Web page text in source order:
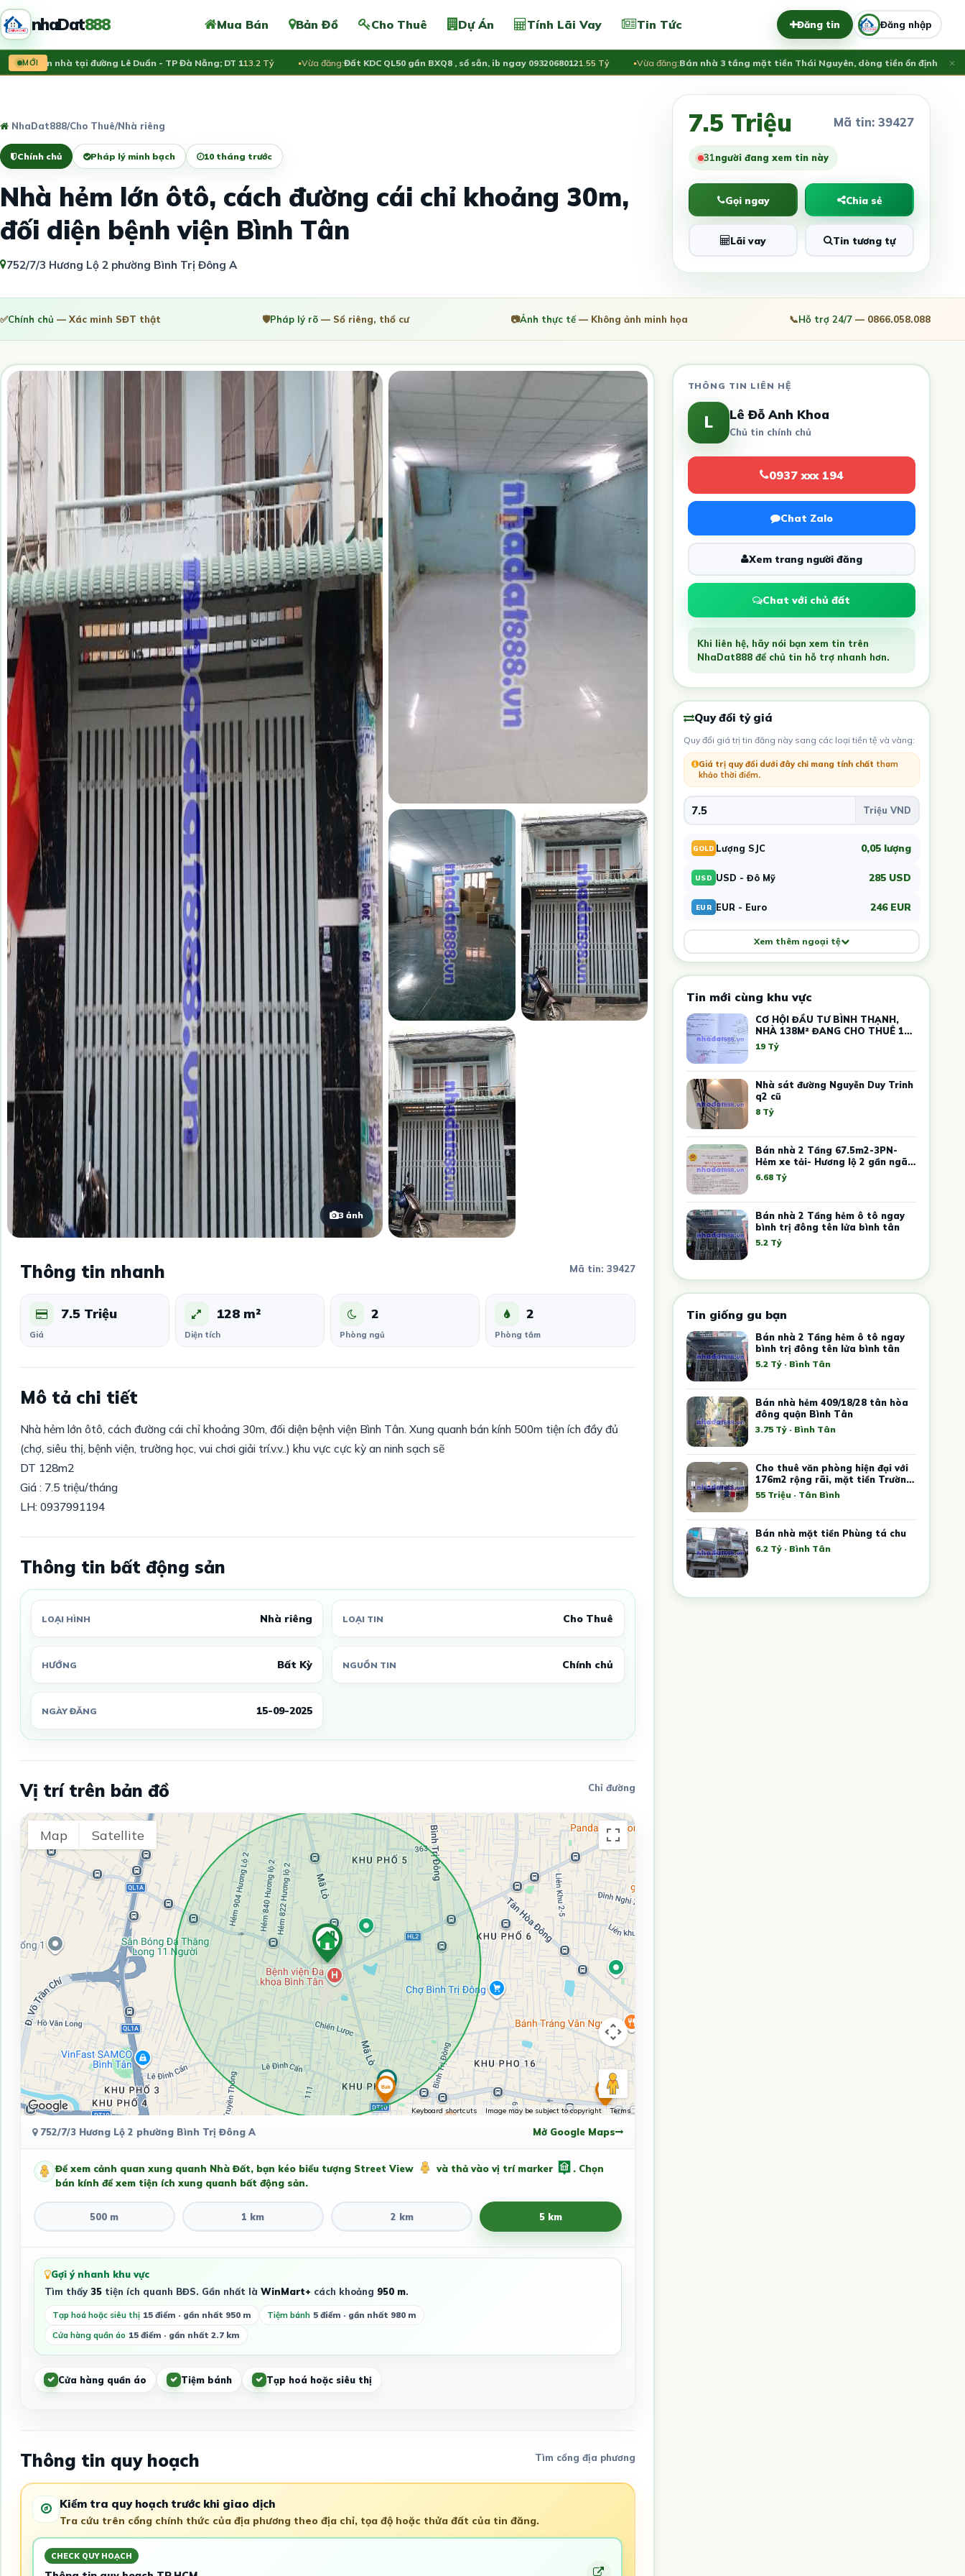
nhaDat888 Mua Bán Bản Đồ Cho Thuê Dự Án Tính Lãi Vay Tin Tức Đăng tin Đăng nhập
MỚI
bán nhà tại đường Lê Duẩn - TP Đà Nẵng; DT 113.2 Tỷ Vừa đăng: Đất KDC QL50 gần BXQ8 , sổ sẵn, ib ngay 09320680121.55 Tỷ Vừa đăng: Bán nhà 3 tầng mặt tiền Thái Nguyên, dòng tiền ổn định 35t26 Tỷ
×
NhaDat888/Cho Thuê/Nhà riêng
Chính chủ Pháp lý minh bạch 10 tháng trước
Nhà hẻm lớn ôtô, cách đường cái chỉ khoảng 30m,
đối diện bệnh viện Bình Tân
752/7/3 Hương Lộ 2 phường Bình Trị Đông A
7.5 Triệu Mã tin: 39427
31người đang xem tin này
Gọi ngay Chia sẻ
Lãi vay Tin tương tự
✅Chính chủ — Xác minh SĐT thật 🛡️Pháp lý rõ — Sổ riêng, thổ cư 📷Ảnh thực tế— Không ảnh minh họa 📞Hỗ trợ 24/7 — 0866.058.088
3 ảnh
Thông tin nhanh Mã tin: 39427
7.5 Triệu
Giá
128 m²
Diện tích
2
Phòng ngủ
2
Phòng tắm
Mô tả chi tiết
Nhà hẻm lớn ôtô, cách đường cái chỉ khoảng 30m, đối diện bệnh viện Bình Tân. Xung quanh bán kính 500m tiện ích đầy đủ
(chợ, siêu thị, bệnh viện, trường học, vui chơi giải trí.v.v..) khu vực cực kỳ an ninh sạch sẽ
DT 128m2
Giá : 7.5 triệu/tháng
LH: 0937991194
Thông tin bất động sản
LOẠI HÌNH Nhà riêng LOẠI TIN Cho Thuê
HƯỚNG Bất Kỳ NGUỒN TIN Chính chủ
NGÀY ĐĂNG 15-09-2025
Vị trí trên bản đồ Chỉ đường
Map Satellite
Keyboard shortcuts Image may be subject to copyright Terms
752/7/3 Hương Lộ 2 phường Bình Trị Đông A Mở Google Maps
Để xem cảnh quan xung quanh Nhà Đất, bạn kéo biểu tượng Street View và thả vào vị trí marker
. Chọn
bán kính để xem tiện ích xung quanh bất động sản.
500 m 1 km 2 km 5 km
Gợi ý nhanh khu vực
Tìm thấy 35tiện ích quanh BĐS. Gần nhất là WinMart+ cách khoảng 950 m.
Tạp hoá hoặc siêu thị 15 điểm · gần nhất 950 m Tiệm bánh 5 điểm · gần nhất 980 m
Cửa hàng quần áo 15 điểm · gần nhất 2.7 km
Cửa hàng quần áo Tiệm bánh Tạp hoá hoặc siêu thị
Thông tin quy hoạch Tìm cổng địa phương
Kiểm tra quy hoạch trước khi giao dịch
Tra cứu trên cổng chính thức của địa phương theo địa chỉ, tọa độ hoặc thửa đất của tin đăng.
CHECK QUY HOẠCH
THÔNG TIN LIÊN HỆ
L Lê Đỗ Anh Khoa
Chủ tin chính chủ
0937 xxx 194
Chat Zalo
Xem trang người đăng
Chat với chủ đất
Khi liên hệ, hãy nói bạn xem tin trên
NhaDat888 để chủ tin hỗ trợ nhanh hơn.
Quy đổi tỷ giá
Quy đổi giá trị tin đăng này sang các loại tiền tệ và vàng:
Giá trị quy đổi dưới đây chỉ mang tính chất tham
khảo thời điểm.
GOLD Lượng SJC 0,05 lượng
USD USD - Đô Mỹ 285 USD
EUR EUR - Euro 246 EUR
Xem thêm ngoại tệ
Tin mới cùng khu vực
CƠ HỘI ĐẦU TƯ BÌNH THẠNH,
NHÀ 138M² ĐANG CHO THUÊ 17
PHÒNG TRỌ, GIÁ CHỈ 19 TỶ
19 Tỷ
Nhà sát đường Nguyễn Duy Trinh
q2 cũ
8 Tỷ
Bán nhà 2 Tầng 67.5m2-3PN-
Hẻm xe tải- Hương lộ 2 gần ngã 4
xã
6.68 Tỷ
Bán nhà 2 Tầng hẻm ô tô ngay
bình trị đông tên lửa bình tân
5.2 Tỷ
Tin giống gu bạn
Bán nhà 2 Tầng hẻm ô tô ngay
bình trị đông tên lửa bình tân
5.2 Tỷ · Bình Tân
Bán nhà hẻm 409/18/28 tân hòa
đông quận Bình Tân
3.75 Tỷ · Bình Tân
Cho thuê văn phòng hiện đại với
176m2 rộng rãi, mặt tiền Trường
Sơn tại trung tâm Tân Bình
55 Triệu · Tân Bình
Bán nhà mặt tiền Phùng tá chu
6.2 Tỷ · Bình Tân